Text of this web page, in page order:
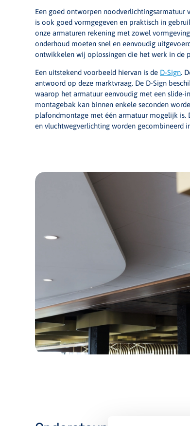
Een goed ontworpen noodverlichtingsarmatuur
is ook goed vormgegeven en praktisch in
onze armaturen rekening met zowel
onderhoud moeten snel en eenvoudig
ontwikkelen wij oplossingen die het werk in de
Een uitstekend voorbeeld hiervan is de D-Sign.
antwoord op deze marktvraag. De D-Sign
waarop het armatuur eenvoudig met een slide-
montagebak kan binnen enkele seconden
plafondmontage met één armatuur mogelijk is.
en vluchtwegverlichting worden gecombineerd